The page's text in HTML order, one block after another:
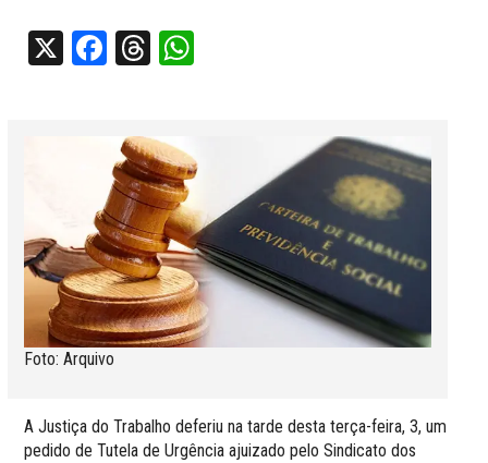
X Facebook
Threads
Foto: Arquivo
A Justiça do Trabalho deferiu na tarde desta terça-feira, 3, um
pedido de Tutela de Urgência ajuizado pelo Sindicato dos